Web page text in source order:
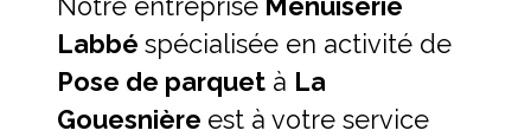
Notre entreprise Menuiserie
Labbé spécialisée en activité de
Pose de parquet à La
Gouesnière est à votre service